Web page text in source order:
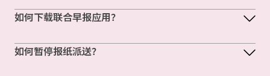
如何下载联合早报应用？
如何暂停报纸派送？